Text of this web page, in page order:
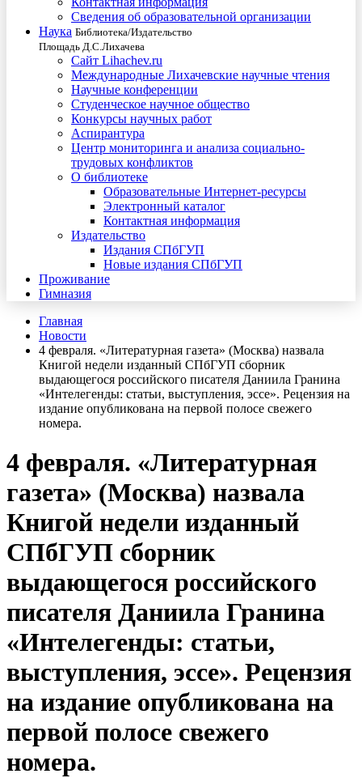
Сведения об образовательной организации
Наука Библиотека/Издательство
Площадь Д.С.Лихачева
Сайт Lihachev.ru
Международные Лихачевские научные чтения
Научные конференции
Студенческое научное общество
Конкурсы научных работ
Аспирантура
Центр мониторинга и анализа социально-
трудовых конфликтов
О библиотеке
Образовательные Интернет-ресурсы
Электронный каталог
Контактная информация
Издательство
Издания СПбГУП
Новые издания СПбГУП
Проживание
Гимназия
Главная
Новости
4 февраля. «Литературная газета» (Москва) назвала
Книгой недели изданный СПбГУП сборник
выдающегося российского писателя Даниила Гранина
«Интелегенды: статьи, выступления, эссе». Рецензия на
издание опубликована на первой полосе свежего
номера.
4 февраля. «Литературная
газета» (Москва) назвала
Книгой недели изданный
СПбГУП сборник
выдающегося российского
писателя Даниила Гранина
«Интелегенды: статьи,
выступления, эссе». Рецензия
на издание опубликована на
первой полосе свежего
номера.